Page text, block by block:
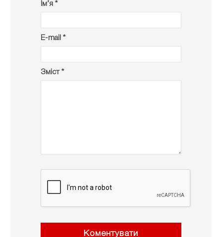
Ім’я *
E-mail *
Зміст *
Коментувати